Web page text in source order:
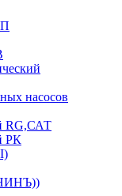
насосов
RG,САТ
РК